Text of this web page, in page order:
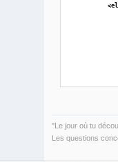
"Le jour où tu
Les questions